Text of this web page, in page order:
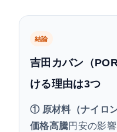
まとめ
結論
吉田カバン（
ける理由は3つ
① 原材料（ナイロ
価格高騰円安の影